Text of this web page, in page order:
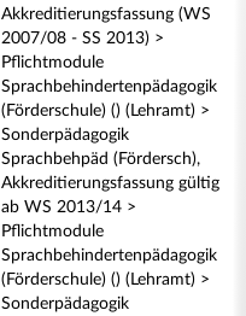
Akkreditierungsfassung (WS
2007/08 - SS 2013) >
Pflichtmodule
Sprachbehindertenpädagogik
(Förderschule) () (Lehramt) >
Sonderpädagogik
Sprachbehpäd (Fördersch),
Akkreditierungsfassung gültig
ab WS 2013/14 >
Pflichtmodule
Sprachbehindertenpädagogik
(Förderschule) () (Lehramt) >
Sonderpädagogik